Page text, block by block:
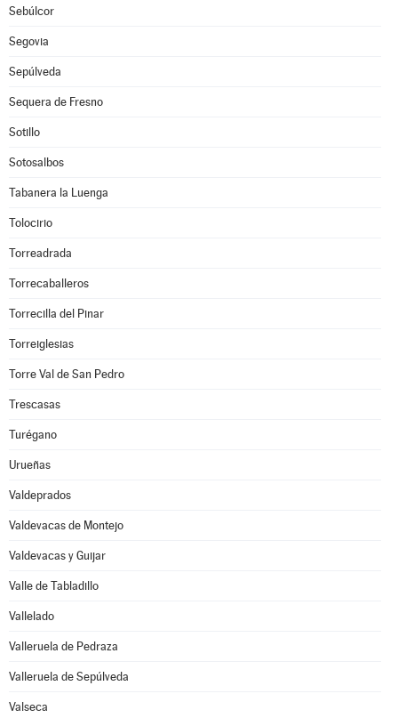
Sebúlcor
Segovia
Sepúlveda
Sequera de Fresno
Sotillo
Sotosalbos
Tabanera la Luenga
Tolocirio
Torreadrada
Torrecaballeros
Torrecilla del Pinar
Torreiglesias
Torre Val de San Pedro
Trescasas
Turégano
Urueñas
Valdeprados
Valdevacas de Montejo
Valdevacas y Guijar
Valle de Tabladillo
Vallelado
Valleruela de Pedraza
Valleruela de Sepúlveda
Valseca